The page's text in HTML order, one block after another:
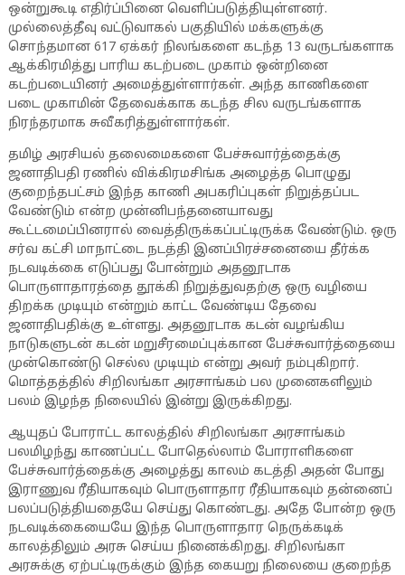
ஒன்றுகூடி எதிர்ப்பினை வெளிப்படுத்தியுள்ளனர்.
முல்லைத்தீவு வட்டுவாகல் பகுதியில் மக்களுக்கு
சொந்தமான 617 ஏக்கர் நிலங்களை கடந்த 13 வருடங்களாக
ஆக்கிரமித்து பாரிய கடற்படை முகாம் ஒன்றினை
கடற்படையினர் அமைத்துள்ளார்கள். அந்த காணிகளை
படை முகாமின் தேவைக்காக கடந்த சில வருடங்களாக
நிரந்தரமாக சுவீகரித்துள்ளார்கள்.
தமிழ் அரசியல் தலைமைகளை பேச்சுவார்த்தைக்கு
ஜனாதிபதி ரணில் விக்கிரமசிங்க அழைத்த பொழுது
குறைந்தபட்சம் இந்த காணி அபகரிப்புகள் நிறுத்தப்பட
வேண்டும் என்ற முன்னிபந்தனையாவது
கூட்டமைப்பினரால் வைத்திருக்கப்பட்டிருக்க வேண்டும். ஒரு
சர்வ கட்சி மாநாட்டை நடத்தி இனப்பிரச்சனையை தீர்க்க
நடவடிக்கை எடுப்பது போன்றும் அதனூடாக
பொருளாதாரத்தை தூக்கி நிறுத்துவதற்கு ஒரு வழியை
திறக்க முடியும் என்றும் காட்ட வேண்டிய தேவை
ஜனாதிபதிக்கு உள்ளது. அதனூடாக கடன் வழங்கிய
நாடுகளுடன் கடன் மறுசீரமைப்புக்கான பேச்சுவார்த்தையை
முன்கொண்டு செல்ல முடியும் என்று அவர் நம்புகிறார்.
மொத்தத்தில் சிறிலங்கா அரசாங்கம் பல முனைகளிலும்
பலம் இழந்த நிலையில் இன்று இருக்கிறது.
ஆயுதப் போராட்ட காலத்தில் சிறிலங்கா அரசாங்கம்
பலமிழந்து காணப்பட்ட போதெல்லாம் போராளிகளை
பேச்சுவார்த்தைக்கு அழைத்து காலம் கடத்தி அதன் போது
இராணுவ ரீதியாகவும் பொருளாதார ரீதியாகவும் தன்னைப்
பலப்படுத்தியதையே செய்து கொண்டது. அதே போன்ற ஒரு
நடவடிக்கையையே இந்த பொருளாதார நெருக்கடிக்
காலத்திலும் அரசு செய்ய நினைக்கிறது. சிறிலங்கா
அரசுக்கு ஏற்பட்டிருக்கும் இந்த கையறு நிலையை குறைந்த